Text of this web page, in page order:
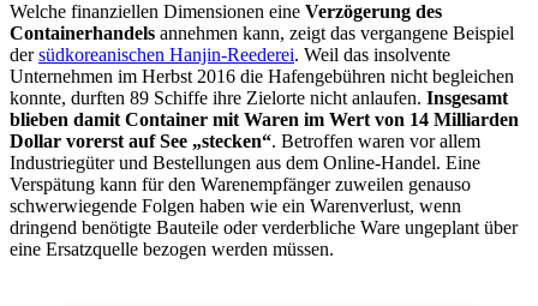
Welche finanziellen Dimensionen eine Verzögerung des
Containerhandels annehmen kann, zeigt das vergangene Beispiel
dersüdkoreanischen Hanjin-Reederei. Weil das insolvente
Unternehmen im Herbst 2016 die Hafengebühren nicht begleichen
konnte, durften 89 Schiffe ihre Zielorte nicht anlaufen. Insgesamt
blieben damit Container mit Waren im Wert von 14 Milliarden
Dollar vorerst auf See „stecken“. Betroffen waren vor allem
Industriegüter und Bestellungen aus dem Online-Handel. Eine
Verspätung kann für den Warenempfänger zuweilen genauso
schwerwiegende Folgen haben wie ein Warenverlust, wenn
dringend benötigte Bauteile oder verderbliche Ware ungeplant über
eine Ersatzquelle bezogen werden müssen.